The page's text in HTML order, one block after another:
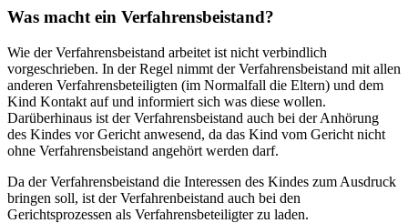
Was macht ein Verfahrensbeistand?
Wie der Verfahrensbeistand arbeitet ist nicht verbindlich
vorgeschrieben. In der Regel nimmt der Verfahrensbeistand mit allen
anderen Verfahrensbeteiligten (im Normalfall die Eltern) und dem
Kind Kontakt auf und informiert sich was diese wollen.
Darüberhinaus ist der Verfahrensbeistand auch bei der Anhörung
des Kindes vor Gericht anwesend, da das Kind vom Gericht nicht
ohne Verfahrensbeistand angehört werden darf.
Da der Verfahrensbeistand die Interessen des Kindes zum Ausdruck
bringen soll, ist der Verfahrenbeistand auch bei den
Gerichtsprozessen als Verfahrensbeteiligter zu laden.